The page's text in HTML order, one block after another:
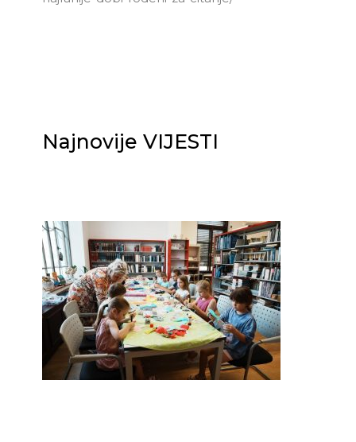
Najnovije VIJESTI